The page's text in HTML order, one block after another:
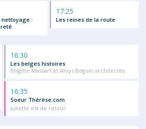
nettoyage :
17:25
Les reines de la route
16:30
Les belges histoires
Brigitte Massart et Aloys Beguin architectes
16:35
Soeur Thérèse.com
Juliette est de retour